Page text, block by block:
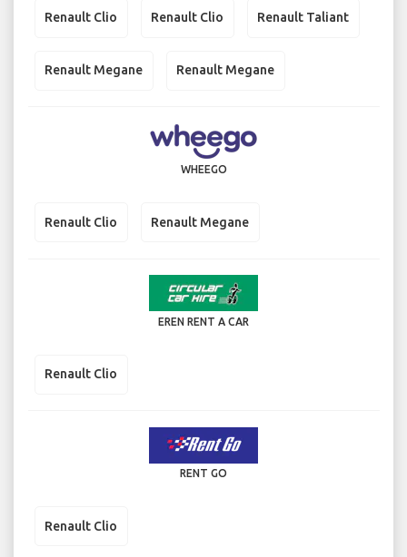
Renault Clio Renault Clio Renault Taliant
Renault Megane Renault Megane
WHEEGO
Renault Clio Renault Megane
EREN RENT A CAR
Renault Clio
RENT GO
Renault Clio